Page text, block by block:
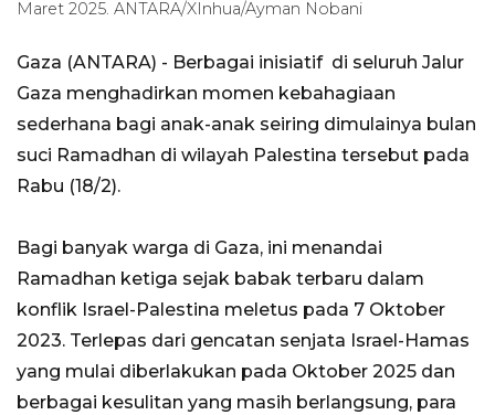
Maret 2025. ANTARA/XInhua/Ayman Nobani
Gaza (ANTARA) - Berbagai inisiatif di seluruh Jalur
Gaza menghadirkan momen kebahagiaan
sederhana bagi anak-anak seiring dimulainya bulan
suci Ramadhan di wilayah Palestina tersebut pada
Rabu (18/2).
Bagi banyak warga di Gaza, ini menandai
Ramadhan ketiga sejak babak terbaru dalam
konflik Israel-Palestina meletus pada 7 Oktober
2023. Terlepas dari gencatan senjata Israel-Hamas
yang mulai diberlakukan pada Oktober 2025 dan
berbagai kesulitan yang masih berlangsung, para